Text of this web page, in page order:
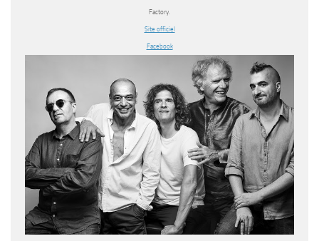
Factory.
Site officiel
Facebook